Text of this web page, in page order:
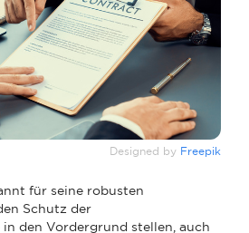
Designed by Freepik
für seine robusten
Schutz der
den Vordergrund stellen, auch